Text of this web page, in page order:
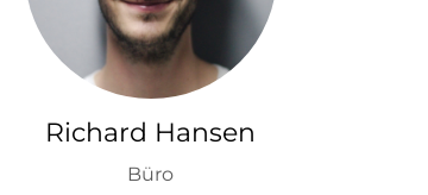
Richard Hansen
Büro